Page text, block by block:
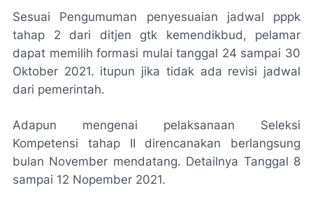
Sesuai Pengumuman penyesuaian jadwal pppk
tahap 2 dari ditjen gtk kemendikbud, pelamar
dapat memilih formasi mulai tanggal 24 sampai 30
Oktober 2021. itupun jika tidak ada revisi jadwal
dari pemerintah.
Adapun mengenai pelaksanaan Seleksi
Kompetensi tahap II direncanakan berlangsung
bulan November mendatang. Detailnya Tanggal 8
sampai 12 Nopember 2021.